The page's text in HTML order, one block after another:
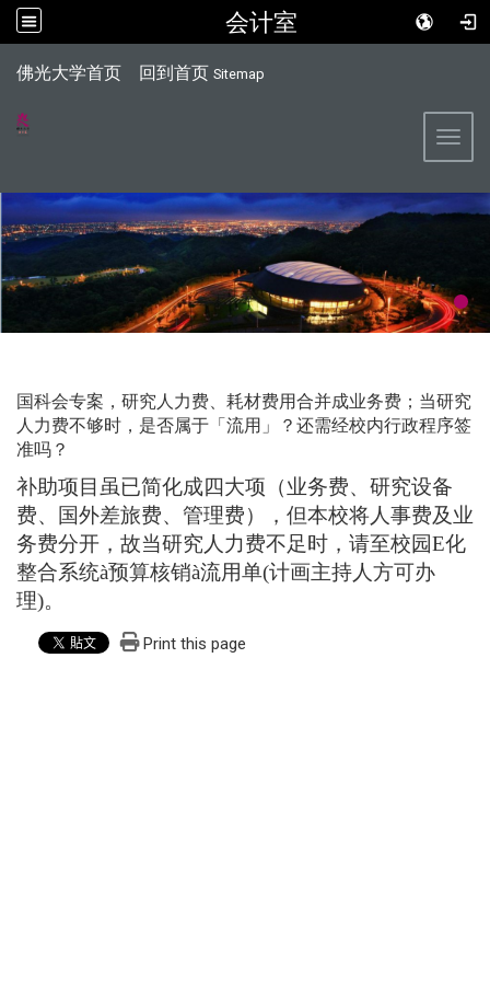
会计室
佛光大学首页 回到首页 Sitemap
国科会专案，研究人力费、耗材费用合并成业务费；当研究
人力费不够时，是否属于「流用」？还需经校内行政程序签
准吗？
补助项目虽已简化成四大项（业务费、研究设备
费、国外差旅费、管理费），但本校将人事费及业
务费分开，故当研究人力费不足时，请至校园E化
整合系统à预算核销à流用单(计画主持人方可办
理)。
Print this page